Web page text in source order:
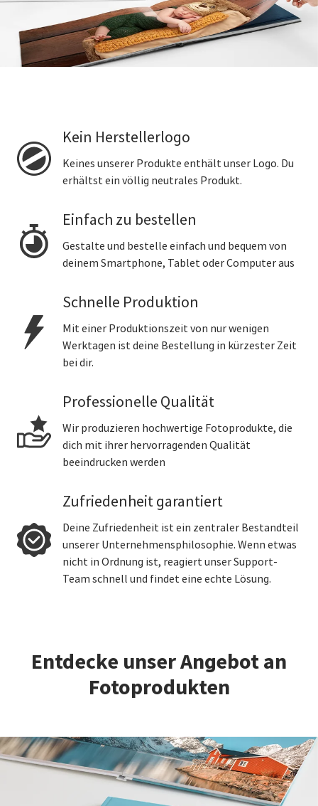
Kein Herstellerlogo
Keines unserer Produkte enthält unser Logo. Du
erhältst ein völlig neutrales Produkt.
Einfach zu bestellen
Gestalte und bestelle einfach und bequem von
deinem Smartphone, Tablet oder Computer aus
Schnelle Produktion
Mit einer Produktionszeit von nur wenigen
Werktagen ist deine Bestellung in kürzester Zeit
bei dir.
Professionelle Qualität
Wir produzieren hochwertige Fotoprodukte, die
dich mit ihrer hervorragenden Qualität
beeindrucken werden
Zufriedenheit garantiert
Deine Zufriedenheit ist ein zentraler Bestandteil
unserer Unternehmensphilosophie. Wenn etwas
nicht in Ordnung ist, reagiert unser Support-
Team schnell und findet eine echte Lösung.
Entdecke unser Angebot an
Fotoprodukten